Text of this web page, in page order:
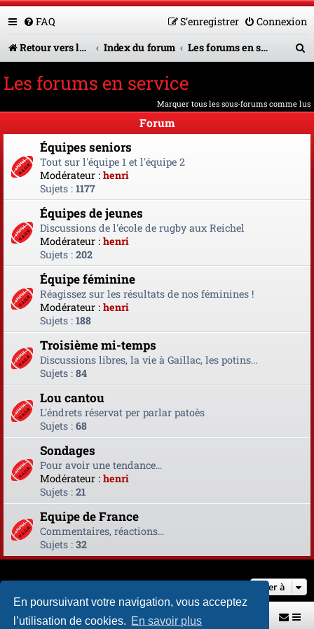
En poursuivant votre navigation, vous acceptez
l’utilisation de cookies. En savoir plus
FAQ Connexion
S’enregistrer
Retour vers le site U.A.G.R.
Index du forum Les forums en service
h
e
h
Les forums en service
Marquer tous les sous-forums comme lus
Forum
Équipes seniors
Tout sur l'équipe 1 et l'équipe 2
Modérateur : henri
Sujets : 1177
Équipes de jeunes
Discussions de l'école de rugby aux Reichel
Modérateur : henri
Sujets : 202
Équipe féminine
Réagissez sur les résultats de nos féminines !
Modérateur : henri
Sujets : 188
Troisième mi-temps
Discussions libres, la vie à Gaillac, les potins...
Sujets : 84
Lou cantou
L'éndrets réservat per parlar patoès
Sujets : 68
Sondages
Pour avoir une tendance...
Modérateur : henri
Sujets : 21
Equipe de France
Commentaires, réactions...
Sujets : 32
Aller à
Retour vers le site U.A.G.R. Index du forum